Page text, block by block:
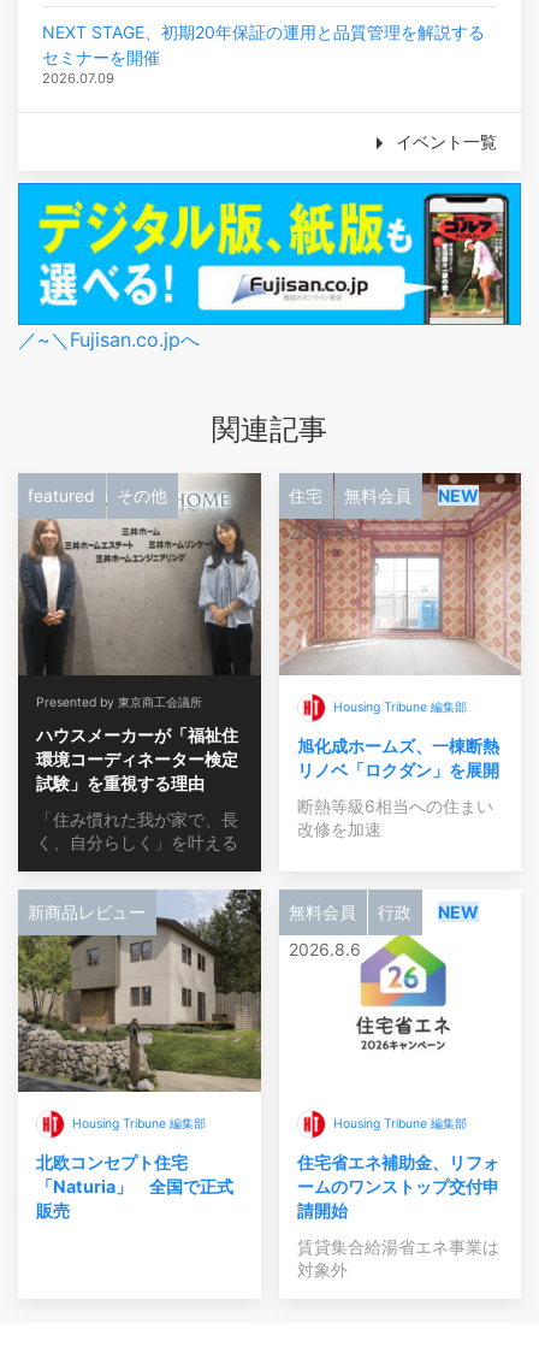
NEXT STAGE、初期20年保証の運用と品質管理を解説する
セミナーを開催
2026.07.09
イベント一覧
／~＼Fujisan.co.jpへ
関連記事
featured その他
Presented by 東京商工会議所
ハウスメーカーが「福祉住
環境コーディネーター検定
試験」を重視する理由
「住み慣れた我が家で、長
く、自分らしく」を叶える
住宅 無料会員
NEW
2026.8.6
Housing Tribune 編集部
旭化成ホームズ、一棟断熱
リノベ「ロクダン」を展開
断熱等級6相当への住まい
改修を加速
新商品レビュー
Housing Tribune 編集部
北欧コンセプト住宅
「Naturia」 全国で正式
販売
無料会員 行政
NEW
2026.8.6
Housing Tribune 編集部
住宅省エネ補助金、リフォ
ームのワンストップ交付申
請開始
賃貸集合給湯省エネ事業は
対象外